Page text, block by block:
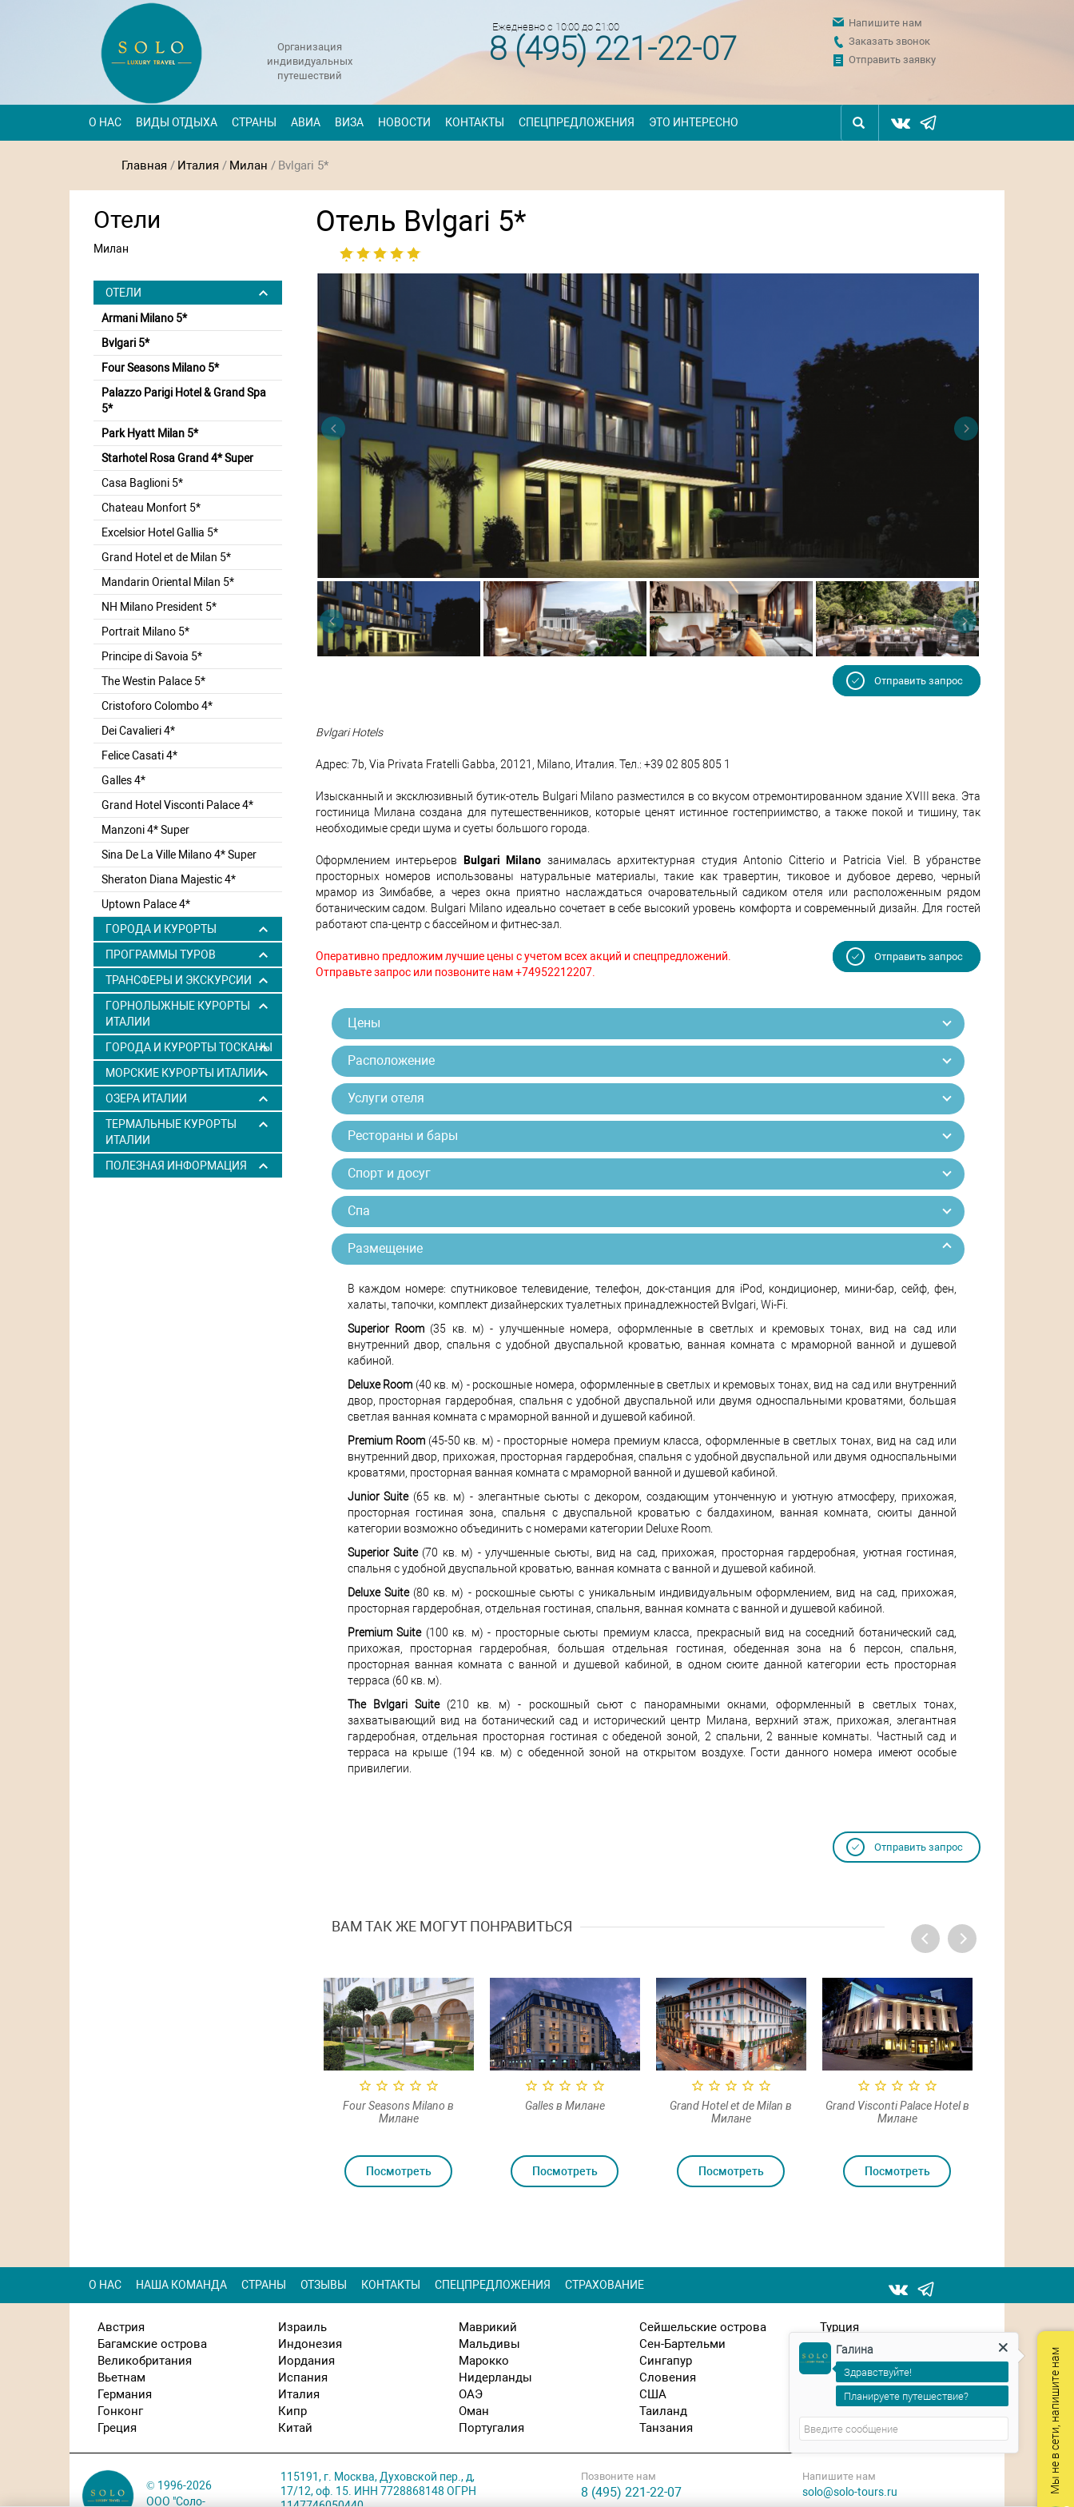
Организация
индивидуальных
путешествий
Ежедневно с 10:00 до 21:00
8 (495) 221-22-07
Напишите нам
Заказать звонок
Отправить заявку
О НАС ВИДЫ ОТДЫХА СТРАНЫ АВИА ВИЗА НОВОСТИ КОНТАКТЫ СПЕЦПРЕДЛОЖЕНИЯ ЭТО ИНТЕРЕСНО
Главная / Италия / Милан / Bvlgari 5*
Отели
Милан
ОТЕЛИ
Armani Milano 5*
Bvlgari 5*
Four Seasons Milano 5*
Palazzo Parigi Hotel & Grand Spa
5*
Park Hyatt Milan 5*
Starhotel Rosa Grand 4* Super
Casa Baglioni 5*
Chateau Monfort 5*
Excelsior Hotel Gallia 5*
Grand Hotel et de Milan 5*
Mandarin Oriental Milan 5*
NH Milano President 5*
Portrait Milano 5*
Principe di Savoia 5*
The Westin Palace 5*
Cristoforo Colombo 4*
Dei Cavalieri 4*
Felice Casati 4*
Galles 4*
Grand Hotel Visconti Palace 4*
Manzoni 4* Super
Sina De La Ville Milano 4* Super
Sheraton Diana Majestic 4*
Uptown Palace 4*
ГОРОДА И КУРОРТЫ
ПРОГРАММЫ ТУРОВ
ТРАНСФЕРЫ И ЭКСКУРСИИ
ГОРНОЛЫЖНЫЕ КУРОРТЫ
ИТАЛИИ
ГОРОДА И КУРОРТЫ ТОСКАНЫ
МОРСКИЕ КУРОРТЫ ИТАЛИИ
ОЗЕРА ИТАЛИИ
ТЕРМАЛЬНЫЕ КУРОРТЫ
ИТАЛИИ
ПОЛЕЗНАЯ ИНФОРМАЦИЯ
Отель Bvlgari 5*
Отправить запрос
Bvlgari Hotels
Адрес: 7b, Via Privata Fratelli Gabba, 20121, Milano, Италия. Тел.: +39 02 805 805 1
Изысканный и эксклюзивный бутик-отель Bulgari Milano разместился в со вкусом отремонтированном здание XVIII века. Эта
гостиница Милана создана для путешественников, которые ценят истинное гостеприимство, а также покой и тишину, так
необходимые среди шума и суеты большого города.
Оформлением интерьеров Bulgari Milano занималась архитектурная студия Antonio Citterio и Patricia Viel. В убранстве
просторных номеров использованы натуральные материалы, такие как травертин, тиковое и дубовое дерево, черный
мрамор из Зимбабве, а через окна приятно наслаждаться очаровательный садиком отеля или расположенным рядом
ботаническим садом. Bulgari Milano идеально сочетает в себе высокий уровень комфорта и современный дизайн. Для гостей
работают спа-центр с бассейном и фитнес-зал.
Оперативно предложим лучшие цены с учетом всех акций и спецпредложений.
Отправьте запрос или позвоните нам +74952212207.
Отправить запрос
Цены
Расположение
Услуги отеля
Рестораны и бары
Спорт и досуг
Спа
Размещение
В каждом номере: спутниковое телевидение, телефон, док-станция для iPod, кондиционер, мини-бар, сейф, фен,
халаты, тапочки, комплект дизайнерских туалетных принадлежностей Bvlgari, Wi-Fi.
Superior Room(35 кв. м) - улучшенные номера, оформленные в светлых и кремовых тонах, вид на сад или
внутренний двор, спальня с удобной двуспальной кроватью, ванная комната с мраморной ванной и душевой
кабиной.
Deluxe Room (40 кв. м) - роскошные номера, оформленные в светлых и кремовых тонах, вид на сад или внутренний
двор, просторная гардеробная, спальня с удобной двуспальной или двумя односпальными кроватями, большая
светлая ванная комната с мраморной ванной и душевой кабиной.
Premium Room(45-50 кв. м) - просторные номера премиум класса, оформленные в светлых тонах, вид на сад или
внутренний двор, прихожая, просторная гардеробная, спальня с удобной двуспальной или двумя односпальными
кроватями, просторная ванная комната с мраморной ванной и душевой кабиной.
Junior Suite(65 кв. м) - элегантные сьюты с декором, создающим утонченную и уютную атмосферу, прихожая,
просторная гостиная зона, спальня с двуспальной кроватью с балдахином, ванная комната, сюиты данной
категории возможно объединить с номерами категории Deluxe Room.
Superior Suite(70 кв. м) - улучшенные сьюты, вид на сад, прихожая, просторная гардеробная, уютная гостиная,
спальня с удобной двуспальной кроватью, ванная комната с ванной и душевой кабиной.
Deluxe Suite(80 кв. м) - роскошные сьюты с уникальным индивидуальным оформлением, вид на сад, прихожая,
просторная гардеробная, отдельная гостиная, спальня, ванная комната с ванной и душевой кабиной.
Premium Suite(100 кв. м) - просторные сьюты премиум класса, прекрасный вид на соседний ботанический сад,
прихожая, просторная гардеробная, большая отдельная гостиная, обеденная зона на 6 персон, спальня,
просторная ванная комната с ванной и душевой кабиной, в одном сюите данной категории есть просторная
терраса (60 кв. м).
The Bvlgari Suite(210 кв. м) - роскошный сьют с панорамными окнами, оформленный в светлых тонах,
захватывающий вид на ботанический сад и исторический центр Милана, верхний этаж, прихожая, элегантная
гардеробная, отдельная просторная гостиная с обеденой зоной, 2 спальни, 2 ванные комнаты. Частный сад и
терраса на крыше (194 кв. м) с обеденной зоной на открытом воздухе. Гости данного номера имеют особые
привилегии.
Отправить запрос
ВАМ ТАК ЖЕ МОГУТ ПОНРАВИТЬСЯ
Galles в Милане
Посмотреть
Grand Hotel et de Milan в
Посмотреть
Grand Visconti Palace Hotel в
Милане
Посмотреть
Mandarin Oriental Milan 5*
Посмотреть
О НАС НАША КОМАНДА СТРАНЫ ОТЗЫВЫ КОНТАКТЫ СПЕЦПРЕДЛОЖЕНИЯ СТРАХОВАНИЕ
Австрия
Багамские острова
Великобритания
Вьетнам
Германия
Гонконг
Греция
Израиль
Индонезия
Иордания
Испания
Италия
Кипр
Китай
Маврикий
Мальдивы
Марокко
Нидерланды
ОАЭ
Оман
Португалия
Сейшельские острова
Сен-Бартельми
Сингапур
Словения
США
Таиланд
Танзания
Турция
Франция
Чехия
Швейцария
ЮАР
Япония
© 1996-2026
ООО "Соло-
115191, г. Москва, Духовской пер., д,
17/12, оф. 15. ИНН 7728868148 ОГРН
Позвоните нам
8 (495) 221-22-07
Напишите нам
solo@solo-tours.ru Мы не в сети, напишите нам
Галина
Здравствуйте!
Планируете путешествие?